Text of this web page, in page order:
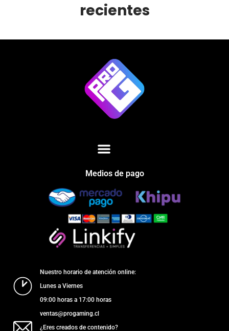
recientes
Medios de pago
Nuestro horario de atención online:
Lunes a Viernes
09:00 horas a 17:00 horas
ventas@progaming.cl
¿Eres creados de contenido?